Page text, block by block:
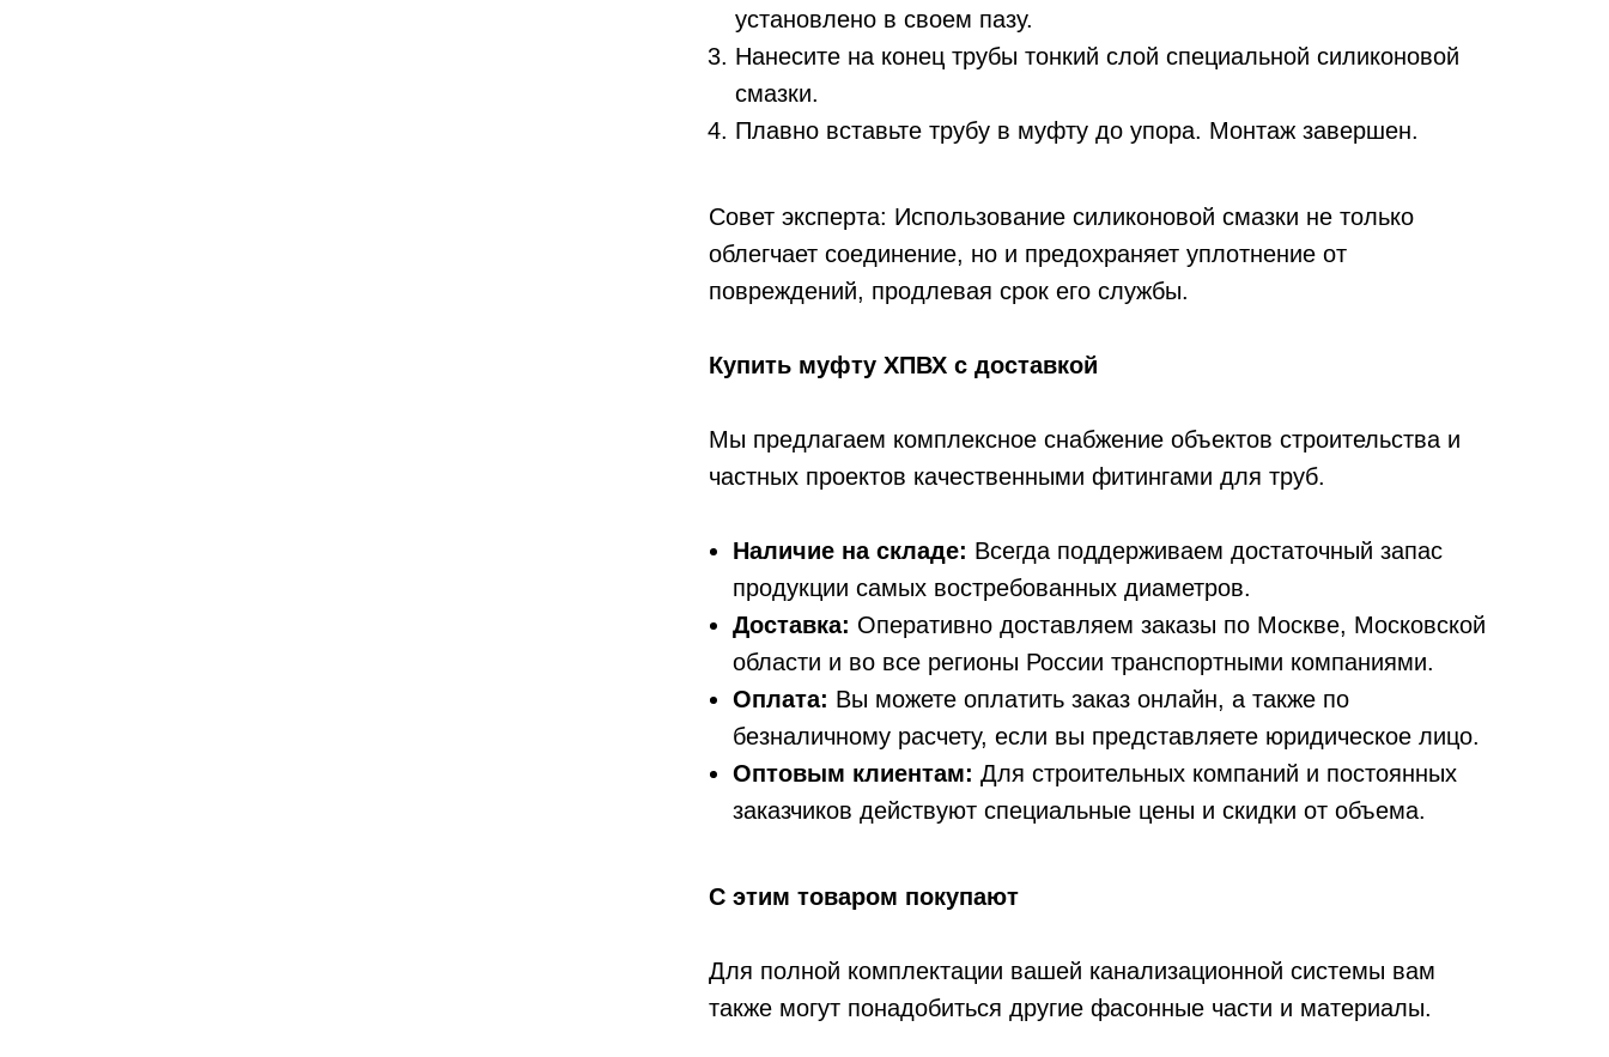
установлено в своем пазу.
Нанесите на конец трубы тонкий слой специальной силиконовой
смазки.
Плавно вставьте трубу в муфту до упора. Монтаж завершен.
Совет эксперта: Использование силиконовой смазки не только
облегчает соединение, но и предохраняет уплотнение от
повреждений, продлевая срок его службы.
Купить муфту ХПВХ с доставкой
Мы предлагаем комплексное снабжение объектов строительства и
частных проектов качественными фитингами для труб.
Наличие на складе: Всегда поддерживаем достаточный запас
продукции самых востребованных диаметров.
Доставка: Оперативно доставляем заказы по Москве, Московской
области и во все регионы России транспортными компаниями.
Оплата: Вы можете оплатить заказ онлайн, а также по
безналичному расчету, если вы представляете юридическое лицо.
Оптовым клиентам: Для строительных компаний и постоянных
заказчиков действуют специальные цены и скидки от объема.
C этим товаром покупают
Для полной комплектации вашей канализационной системы вам
также могут понадобиться другие фасонные части и материалы.